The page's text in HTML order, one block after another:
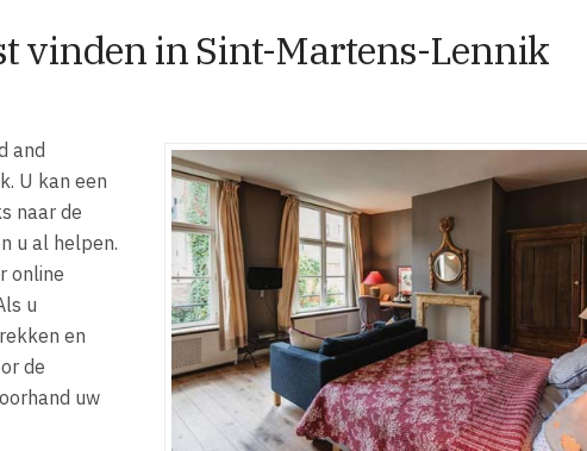
vinden in Sint-Martens-Lennik
and
U kan een
naar de
u al helpen.
online
u
en
de
uw